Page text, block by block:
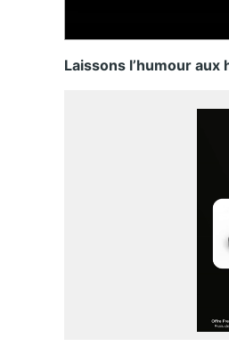
Laissons l’humour aux